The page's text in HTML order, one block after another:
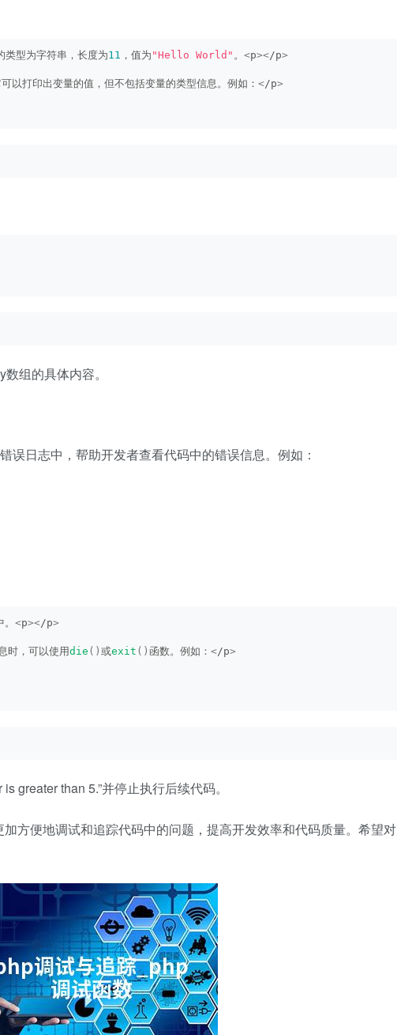
型为字符串，长度为11 ，值为 "Hello World" 。 <p></p>
以打印出变量的值，但不包括变量的类型信息。例如： </p>
组的具体内容。
误日志中，帮助开发者查看代码中的错误信息。例如：
<p></p>
时，可以使用die () 或exit () 函数。例如： </p>
greater than 5.”并停止执行后续代码。
方便地调试和追踪代码中的问题，提高开发效率和代码质量。希望